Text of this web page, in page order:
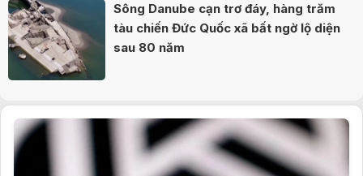
Sông Danube cạn trơ đáy, hàng trăm
tàu chiến Đức Quốc xã bất ngờ lộ diện
sau 80 năm